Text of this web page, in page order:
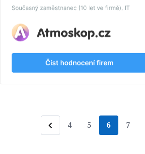
Předchozí
4 5 stránka
6 7